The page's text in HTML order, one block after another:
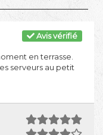
Avis vérifié
en terrasse.
serveurs au petit